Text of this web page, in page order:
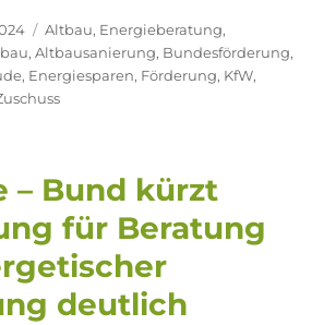
Kategorien
Altbau, Energieberatung,
,Altbausanierung, Bundesförderung,
, Energiesparen, Förderung, KfW,
– Bund kürzt
für Beratung
deutlich